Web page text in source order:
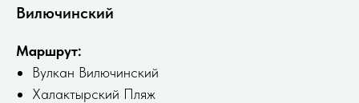
Вилючинский
Маршрут:
Вулкан Вилючинский
Халактырский Пляж